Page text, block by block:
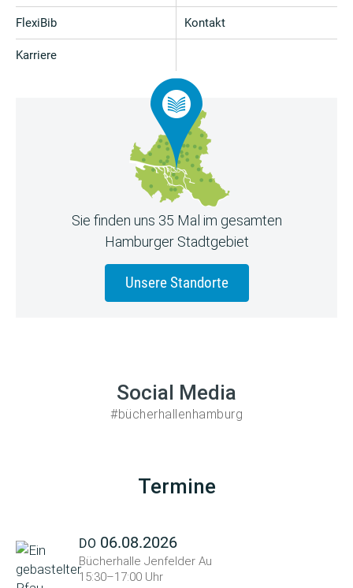
FlexiBib
Karriere
Kontakt
Sie finden uns 35 Mal im gesamten
Hamburger Stadtgebiet
Unsere Standorte
Social Media
#bücherhallenhamburg
Termine
DO 06.08.2026
Bücherhalle Jenfelder Au
15:30–17:00 Uhr